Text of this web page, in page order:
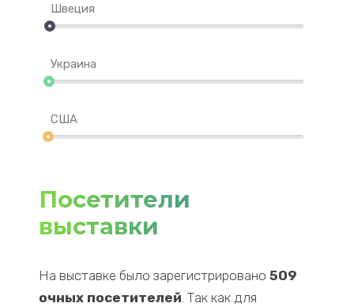
Швеция
Украина
США
Посетители
выставки
На выставке было зарегистрировано509
очных посетителей . Так как для